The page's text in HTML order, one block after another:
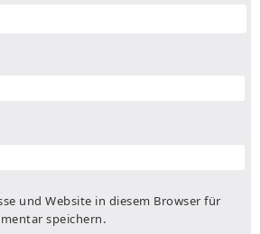
und Website in diesem Browser für
speichern.